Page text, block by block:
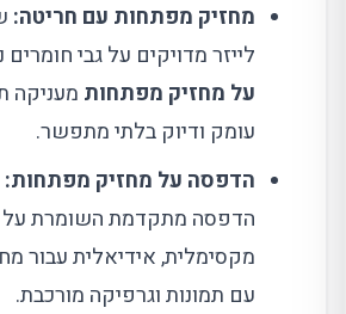
מחזיק מפתחות עם חריטה:
לייזר מדויקים על גבי חומרים
על מחזיק מפתחות מעניקה
עומק ודיוק בלתי מתפשר.
הדפסה על מחזיק מפתחות:
הדפסה מתקדמת השומרת על
מקסימלית, אידיאלית עבור
עם תמונות וגרפיקה מורכבת.